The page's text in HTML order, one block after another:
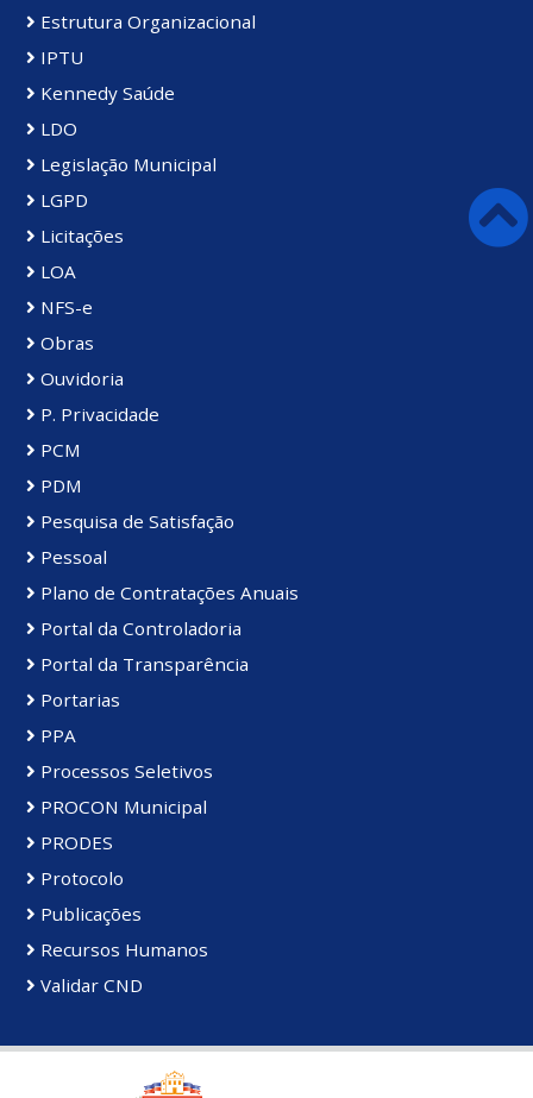
Estrutura Organizacional
IPTU
Kennedy Saúde
LDO
Legislação Municipal
LGPD
Licitações
LOA
NFS-e
Obras
Ouvidoria
P. Privacidade
PCM
PDM
Pesquisa de Satisfação
Pessoal
Plano de Contratações Anuais
Portal da Controladoria
Portal da Transparência
Portarias
PPA
Processos Seletivos
PROCON Municipal
PRODES
Protocolo
Publicações
Recursos Humanos
Validar CND